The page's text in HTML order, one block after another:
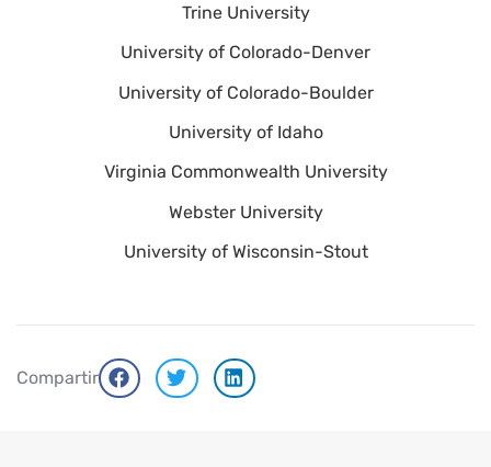
Trine University
University of Colorado-Denver
University of Colorado-Boulder
University of Idaho
Virginia Commonwealth University
Webster University
University of Wisconsin-Stout
Compartir